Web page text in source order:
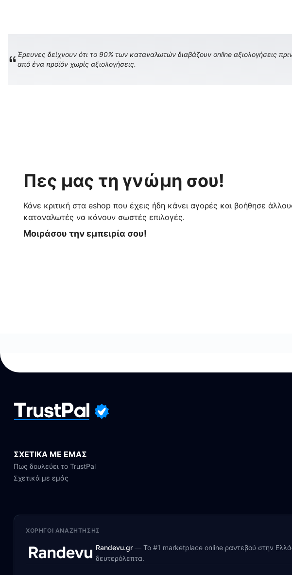
Έρευνες δείχνουν ότι το 90% των καταναλωτών διαβάζουν online αξιολογήσεις
από ένα προϊόν χωρίς αξιολογήσεις.
Πες μας τη γνώμη σου!
Κάνε κριτική στα eshop που έχεις ήδη κάνει αγορές και βοήθησε
καταναλωτές να κάνουν σωστές επιλογές.
Μοιράσου την εμπειρία σου!
ΣΧΕΤΙΚΑ ΜΕ ΕΜΑΣ
Πως δουλεύει το TrustPal
Σχετικά με εμάς
ΧΟΡΗΓΟΊ ΑΝΑΖΉΤΗΣΗΣ
Randevu.gr — Το #1 marketplace online ραντεβού στην
δευτερόλεπτα.